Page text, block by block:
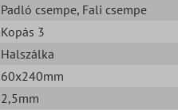
Padló csempe, Fali csempe
Kopás 3
Halszálka
60x240mm
2,5mm